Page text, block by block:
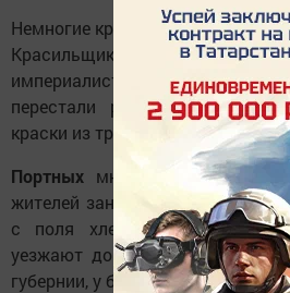
Немногие кряшены знакомы с
Красильщики появились
империалистической войны.
перестали работать,
краски из трав, из дуба и ольхи.
Портных много. Особенно в
жителей занимаются
с поля хлеб, кряшены,
уезжают до весны. Шьют они,
губернии, у башкир, в Пермской